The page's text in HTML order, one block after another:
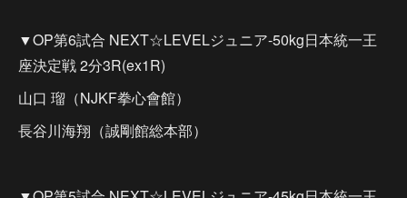
▼OP第6試合 NEXT☆LEVELジュニア-50kg日本統一王
座決定戦 2分3R(ex1R)
山口 瑠（NJKF拳心會館）
長谷川海翔（誠剛館総本部）